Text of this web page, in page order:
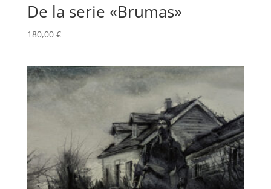
De la serie «Brumas»
180,00 €